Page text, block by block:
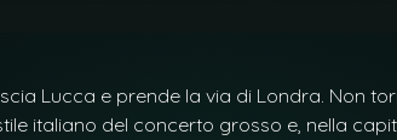
Lucca e prende la via di Londra. Non
italiano del concerto grosso e, nella